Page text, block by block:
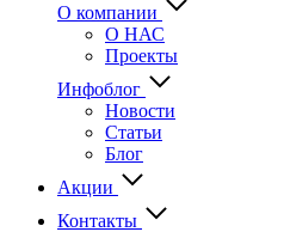
О компании
О НАС
Проекты
Инфоблог
Новости
Статьи
Блог
Акции
Контакты